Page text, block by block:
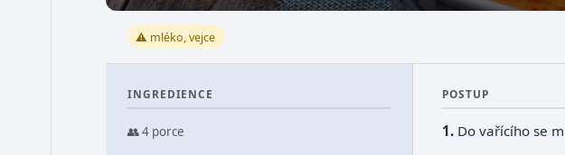
⚠️ mléko, vejce
INGREDIENCE
👥 4 porce
POSTUP
Do vařícího se